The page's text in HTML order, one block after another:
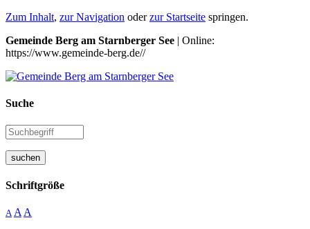
Zum Inhalt, zur Navigation oderzur Startseite springen.
Gemeinde Berg am Starnberger See | Online:
https://www.gemeinde-berg.de//
Suche
suchen
Schriftgröße
A A A